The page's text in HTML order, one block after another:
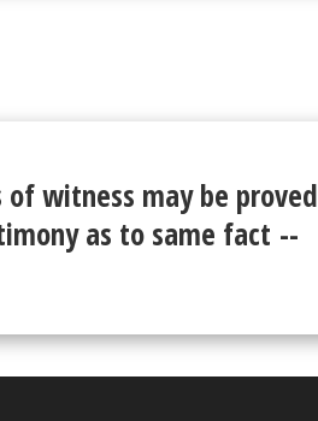
witness may be proved
as to same fact --